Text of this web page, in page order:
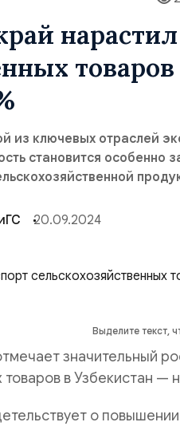
товаров
из ключевых отраслей
становится особенно
20.09.2024
Выделите текст,
значительный
в Узбекистан —
о повышении